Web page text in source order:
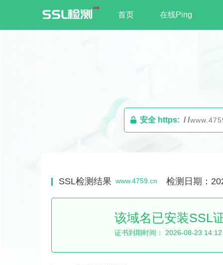
首页 在线Ping
安全 https: / /
SSL检测结果 www.4759.cn 检测日期：
该域名已安装SSL
证书到期时间： 2026-08-23 14:12